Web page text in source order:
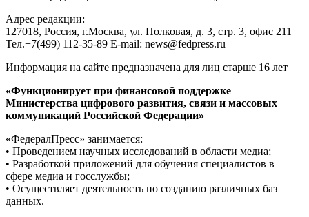
Адрес редакции:
127018, Россия, г.Москва, ул. Полковая, д. 3, стр. 3, офис 211
Тел.+7(499) 112-35-89 E-mail: news@fedpress.ru
Информация на сайте предназначена для лиц старше 16 лет
«Функционирует при финансовой поддержке
Министерства цифрового развития, связи и массовых
коммуникаций Российской Федерации»
«ФедералПресс» занимается:
• Проведением научных исследований в области медиа;
• Разработкой приложений для обучения специалистов в
сфере медиа и госслужбы;
• Осуществляет деятельность по созданию различных баз
данных.